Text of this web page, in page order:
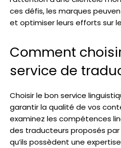
ces défis, les marques
et optimiser leurs efforts sur
Comment
service de
Choisir le bon service
garantir la qualité de vos
examinez les compétences
des traducteurs proposés par
qu’ils possèdent une